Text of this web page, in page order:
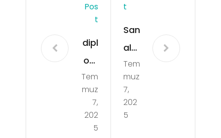
Pos
T
dipl
om
ati
cos
-
leal
Tem
muz
7,
202
5
T
San
al
Bah
is
Zar
arl
Tem
muz
7,
202
5